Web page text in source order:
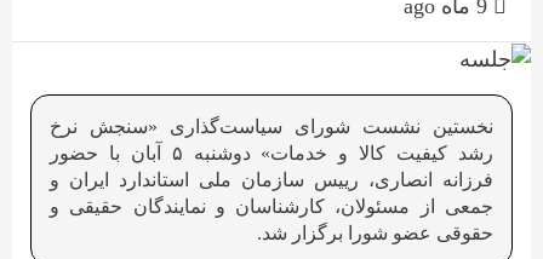
نخستین نشست شورای سیاست‌گذاری «سنجش نرخ
رشد کیفیت کالا و خدمات» دوشنبه ۵ آبان با حضور
فرزانه انصاری، رییس سازمان ملی استاندارد ایران و
جمعی از مسئولان، کارشناسان و نمایندگان حقیقی و
حقوقی عضو شورا برگزار شد.